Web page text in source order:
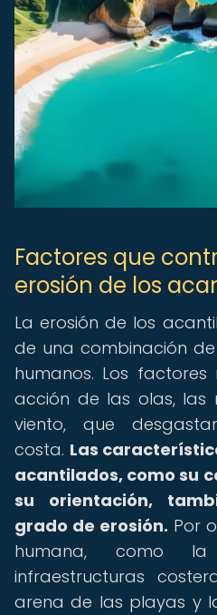
Factores que
erosión de los
La erosión de los
de una combinación
humanos. Los
acción de las olas, las
viento, que
costa. Las
acantilados, como su
su orientación,
grado de erosión. Por
humana, como la
infraestructuras
arena de las playas y